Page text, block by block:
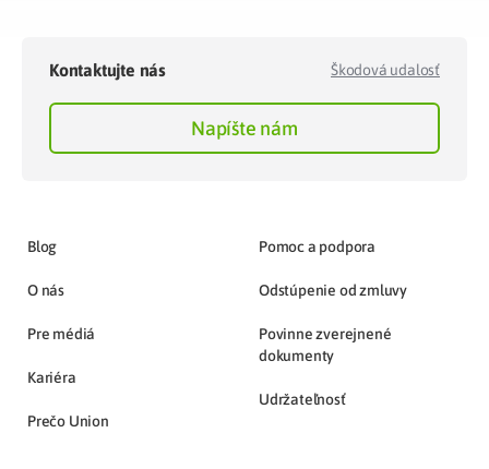
Kontaktujte nás Škodová udalosť
Napíšte nám
Blog
O nás
Pre médiá
Kariéra
Prečo Union
Pomoc a podpora
Odstúpenie od zmluvy
Povinne zverejnené
dokumenty
Udržateľnosť